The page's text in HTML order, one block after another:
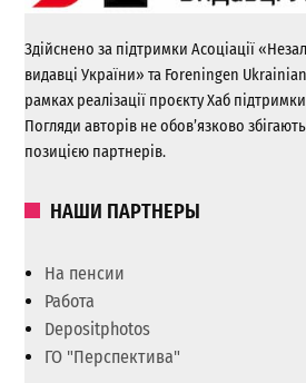
Здійснено за підтримки Асоціації
видавці України» та Foreningen
рамках реалізації проєкту Хаб
Погляди авторів не обов’язково
позицією партнерів.
НАШИ ПАРТНЕРЫ
На пенсии
Работа
Depositphotos
ГО "Перспектива"